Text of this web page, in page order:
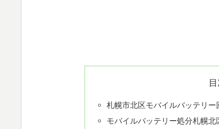
札幌市北区モバイルバッテリ
モバイルバッテリー処分札幌